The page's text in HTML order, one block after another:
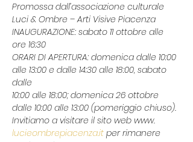
Promossa dall’associazione culturale
Luci & Ombre – Arti Visive Piacenza
INAUGURAZIONE: sabato 11 ottobre alle
ore 16:30
ORARI DI APERTURA: domenica dalle 10:00
alle 13:00 e dalle 14:30 alle 18:00, sabato
dalle
10:00 alle 18:00; domenica 26 ottobre
dalle 10:00 alle 13:00 (pomeriggio chiuso).
Invitiamo a visitare il sito web www.
lucieombrepiacenza.it per rimanere